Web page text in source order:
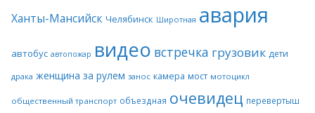
Ханты-Мансийск Челябинск Широтная авария
автобус автопожар видео встречка грузовик дети
драка женщина за рулем занос камера мост мотоцикл
общественный транспорт объездная очевидец перевертыш